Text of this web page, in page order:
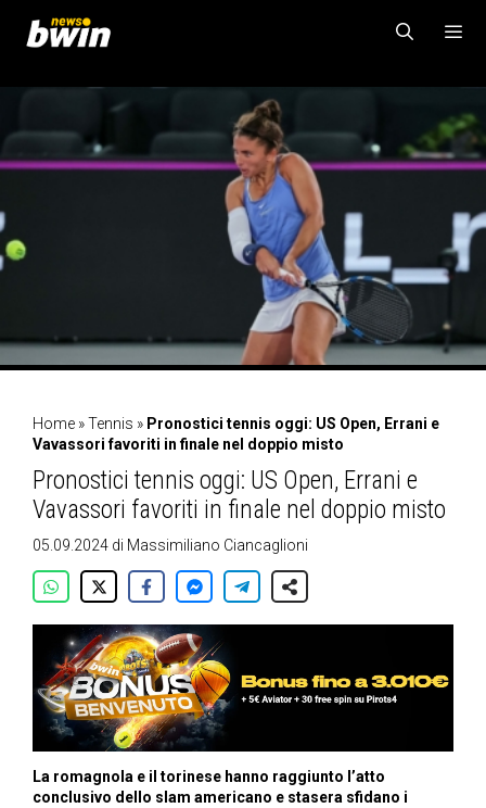
contenuto
Home »Tennis » Pronostici tennis oggi: US Open, Errani e
Vavassori favoriti in finale nel doppio misto
Pronostici tennis oggi: US Open, Errani e
Vavassori favoriti in finale nel doppio misto
05.09.2024 di Massimiliano Ciancaglioni
La romagnola e il torinese hanno raggiunto l’atto
conclusivo dello slam americano e stasera sfidano i